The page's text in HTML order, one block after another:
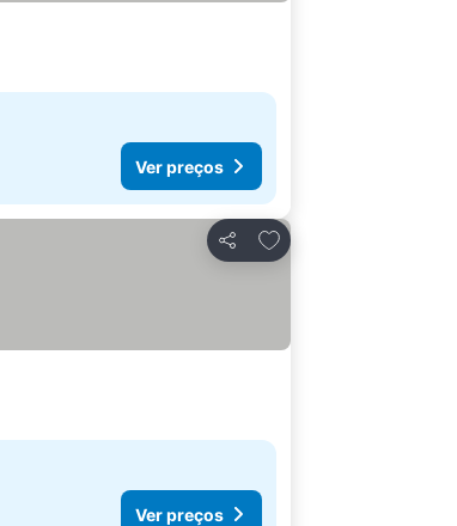
Ver preços
Partilhar
Adicionar aos favoritos
Ver preços